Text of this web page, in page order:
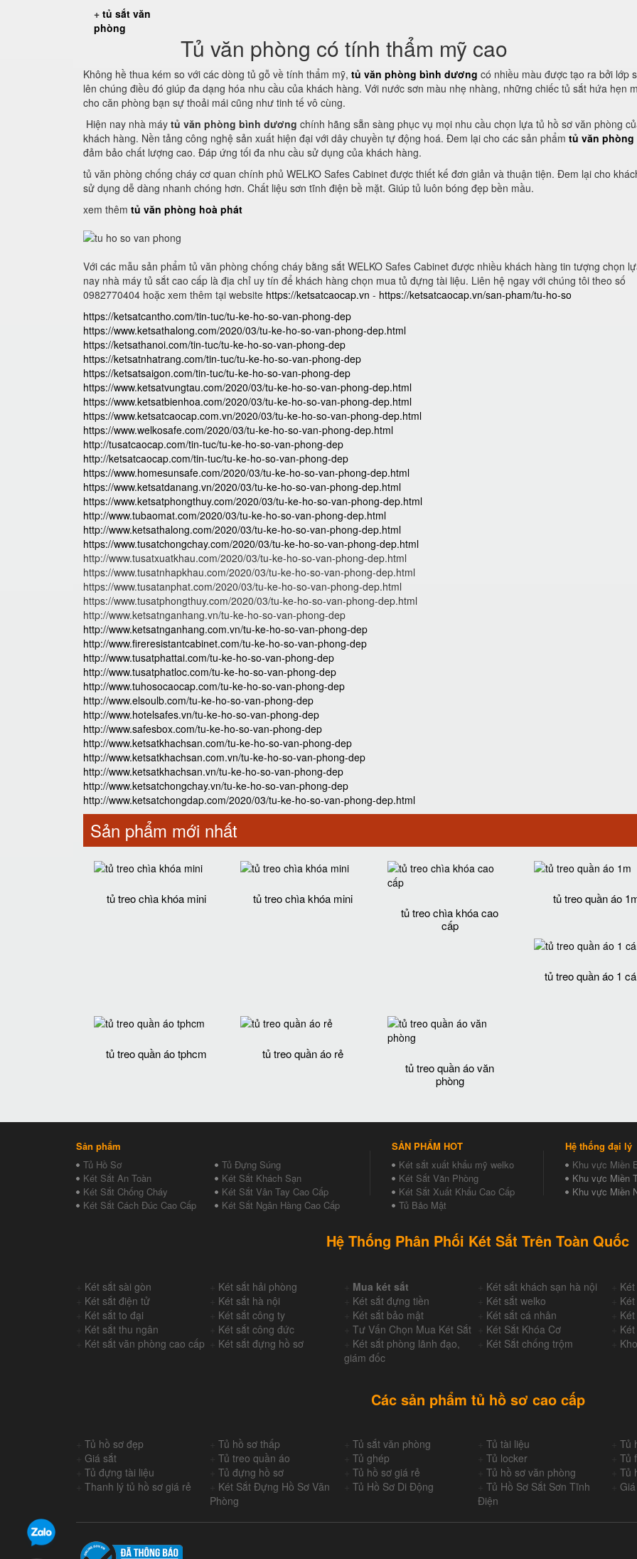
+ tủ sắt văn
phòng
Tủ văn phòng có tính thẩm mỹ cao
Không hề thua kém so với các dòng tủ gỗ về tính thẩm mỹ, tủ văn phòng bình dương có nhiều màu được tạo ra bởi lớp
lên chúng điều đó giúp đa dạng hóa nhu cầu của khách hàng. Với nước sơn màu nhẹ nhàng, những chiếc tủ sắt hứa hẹn
cho căn phòng bạn sự thoải mái cũng như tinh tế vô cùng.
Hiện nay nhà máy tủ văn phòng bình dương chính hãng sẵn sàng phục vụ mọi nhu cầu chọn lựa tủ hồ sơ văn phòng
khách hàng. Nền tảng công nghệ sản xuất hiện đại với dây chuyền tự động hoá. Đem lại cho các sản phẩm tủ văn phòng
đảm bảo chất lượng cao. Đáp ứng tối đa nhu cầu sử dụng của khách hàng.
tủ văn phòng chống cháy cơ quan chính phủ WELKO Safes Cabinet được thiết kế đơn giản và thuận tiện. Đem lại cho
sử dụng dễ dàng nhanh chóng hơn. Chất liệu sơn tĩnh điện bề mặt. Giúp tủ luôn bóng đẹp bền mầu.
xem thêm tủ văn phòng hoà phát
Với các mẫu sản phẩm tủ văn phòng chống cháy bằng sắt WELKO Safes Cabinet được nhiều khách hàng tin tượng chọn
nay nhà máy tủ sắt cao cấp là địa chỉ uy tín để khách hàng chọn mua tủ đựng tài liệu. Liên hệ ngay với chúng tôi theo số
0982770404 hoặc xem thêm tại website https://ketsatcaocap.vn - https://ketsatcaocap.vn/san-pham/tu-ho-so
https://ketsatcantho.com/tin-tuc/tu-ke-ho-so-van-phong-dep
https://www.ketsathalong.com/2020/03/tu-ke-ho-so-van-phong-dep.html
https://ketsathanoi.com/tin-tuc/tu-ke-ho-so-van-phong-dep
https://ketsatnhatrang.com/tin-tuc/tu-ke-ho-so-van-phong-dep
https://ketsatsaigon.com/tin-tuc/tu-ke-ho-so-van-phong-dep
https://www.ketsatvungtau.com/2020/03/tu-ke-ho-so-van-phong-dep.html
https://www.ketsatbienhoa.com/2020/03/tu-ke-ho-so-van-phong-dep.html
https://www.ketsatcaocap.com.vn/2020/03/tu-ke-ho-so-van-phong-dep.html
https://www.welkosafe.com/2020/03/tu-ke-ho-so-van-phong-dep.html
http://tusatcaocap.com/tin-tuc/tu-ke-ho-so-van-phong-dep
http://ketsatcaocap.com/tin-tuc/tu-ke-ho-so-van-phong-dep
https://www.homesunsafe.com/2020/03/tu-ke-ho-so-van-phong-dep.html
https://www.ketsatdanang.vn/2020/03/tu-ke-ho-so-van-phong-dep.html
https://www.ketsatphongthuy.com/2020/03/tu-ke-ho-so-van-phong-dep.html
http://www.tubaomat.com/2020/03/tu-ke-ho-so-van-phong-dep.html
http://www.ketsathalong.com/2020/03/tu-ke-ho-so-van-phong-dep.html
https://www.tusatchongchay.com/2020/03/tu-ke-ho-so-van-phong-dep.html
http://www.tusatxuatkhau.com/2020/03/tu-ke-ho-so-van-phong-dep.html
https://www.tusatnhapkhau.com/2020/03/tu-ke-ho-so-van-phong-dep.html
https://www.tusatanphat.com/2020/03/tu-ke-ho-so-van-phong-dep.html
https://www.tusatphongthuy.com/2020/03/tu-ke-ho-so-van-phong-dep.html
http://www.ketsatnganhang.vn/tu-ke-ho-so-van-phong-dep
http://www.ketsatnganhang.com.vn/tu-ke-ho-so-van-phong-dep
http://www.fireresistantcabinet.com/tu-ke-ho-so-van-phong-dep
http://www.tusatphattai.com/tu-ke-ho-so-van-phong-dep
http://www.tusatphatloc.com/tu-ke-ho-so-van-phong-dep
http://www.tuhosocaocap.com/tu-ke-ho-so-van-phong-dep
http://www.elsoulb.com/tu-ke-ho-so-van-phong-dep
http://www.hotelsafes.vn/tu-ke-ho-so-van-phong-dep
http://www.safesbox.com/tu-ke-ho-so-van-phong-dep
http://www.ketsatkhachsan.com/tu-ke-ho-so-van-phong-dep
http://www.ketsatkhachsan.com.vn/tu-ke-ho-so-van-phong-dep
http://www.ketsatkhachsan.vn/tu-ke-ho-so-van-phong-dep
http://www.ketsatchongchay.vn/tu-ke-ho-so-van-phong-dep
http://www.ketsatchongdap.com/2020/03/tu-ke-ho-so-van-phong-dep.html
Sản phẩm mới nhất
tủ treo chìa khóa mini
tủ treo chìa khóa mini
tủ treo chìa khóa cao
cấp
tủ treo quần áo
tủ treo quần áo 1
tủ treo quần áo tphcm
tủ treo quần áo rẻ
tủ treo quần áo văn
phòng
Sản phẩm
Tủ Hồ Sơ
Tủ Đựng Súng
Két Sắt An Toàn
Két Sắt Khách Sạn
Két Sắt Chống Cháy
Két Sắt Vân Tay Cao Cấp
Két Sắt Cách Đúc Cao Cấp
Két Sắt Ngân Hàng Cao Cấp
SẢN PHẨM HOT
Két sắt xuất khẩu mỹ welko
Két Sắt Văn Phòng
Két Sắt Xuất Khẩu Cao Cấp
Tủ Bảo Mật
Hệ thống đại lý
Khu vực Miền
Khu vực Miền
Khu vực Miền
Hệ Thống Phân Phối Két Sắt Trên Toàn Quốc
Két sắt sài gòn Két sắt hải phòng Mua két sắt Két sắt khách sạn hà nội
Két sắt điện tử Két sắt hà nội Két sắt đựng tiền Két sắt welko
Két sắt to đại Két sắt công ty Két sắt bảo mật Két sắt cá nhân
Két sắt thu ngân Két sắt công đức Tư Vấn Chọn Mua Két Sắt Két Sắt Khóa Cơ
Két sắt văn phòng cao cấp Két sắt đựng hồ sơ
Két sắt phòng lãnh đạo,
giám đốc
Két Sắt chống trộm
Các sản phẩm tủ hồ sơ cao cấp
Tủ hồ sơ đẹp +Tủ hồ sơ thấp Tủ sắt văn phòng Tủ tài liệu +Tủ
Giá sắt +Tủ treo quần áo Tủ ghép Tủ locker +Tủ
Tủ đựng tài liệu +Tủ đựng hồ sơ Tủ hồ sơ giá rẻ Tủ hồ sơ văn phòng +Tủ
Thanh lý tủ hồ sơ giá rẻ
Két Sắt Đựng Hồ Sơ Văn
Phòng
Tủ Hồ Sơ Di Động
Tủ Hồ Sơ Sắt Sơn Tĩnh
Điện
+